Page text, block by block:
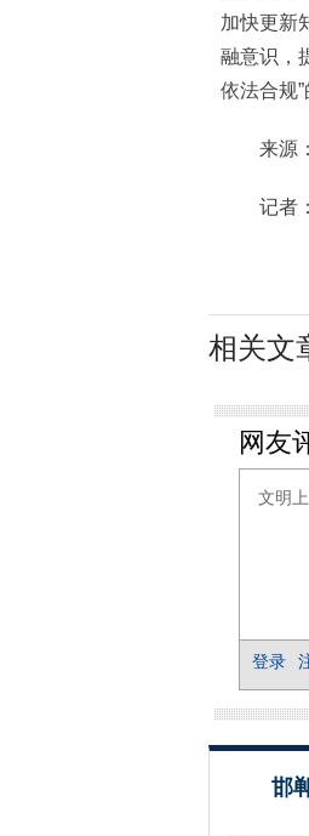
加快更新
融意识，
依法合规
来源：
记者：
相关文
邯